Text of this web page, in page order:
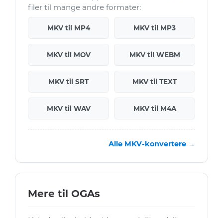
filer til mange andre formater:
MKV til MP4 MKV til MP3
MKV til MOV MKV til WEBM
MKV til SRT MKV til TEXT
MKV til WAV MKV til M4A
Alle MKV-konvertere →
Mere til OGAs